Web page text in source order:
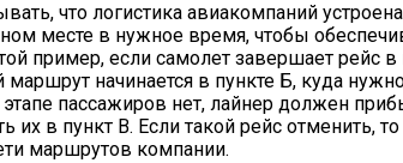
что логистика авиакомпаний
месте в нужное время, чтобы
пример, если самолет завершает рейс
начинается в пункте Б, куда
пассажиров нет, лайнер должен
их в пункт В. Если такой рейс отменить,
маршрутов компании.